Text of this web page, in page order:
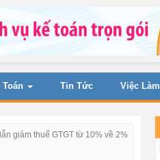
Toán Tin Tức Việc Làm
giảm thuế GTGT từ 10% về 2%